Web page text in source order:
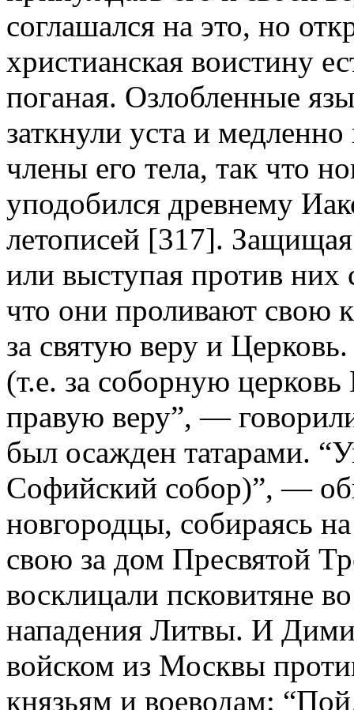
соглашался на это, но
христианская воистину
поганая. Озлобленные
заткнули уста и
члены его тела, так что
уподобился древнему
летописей [317].
или выступая против
что они проливают свою
за святую веру и
(т.е. за соборную
правую веру”, —
был осажден татарами.
Софийский собор)”, —
новгородцы, собираясь
свою за дом Пресвятой
восклицали псковитяне
нападения Литвы. И
войском из Москвы
князьям и воеводам: